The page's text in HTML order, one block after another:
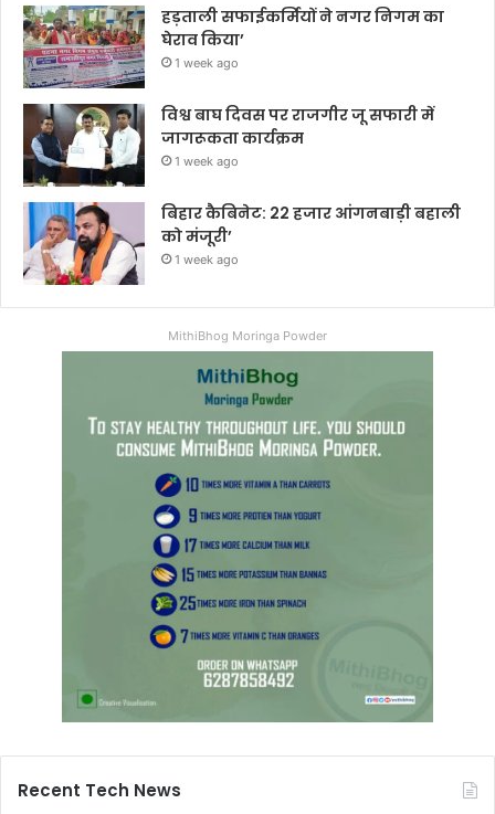
हड़ताली सफाईकर्मियों ने नगर निगम का
घेराव किया’
1 week ago
विश्व बाघ दिवस पर राजगीर जू सफारी में
जागरूकता कार्यक्रम
1 week ago
बिहार कैबिनेट: 22 हजार आंगनबाड़ी बहाली
को मंजूरी’
1 week ago
MithiBhog Moringa Powder
Recent Tech News